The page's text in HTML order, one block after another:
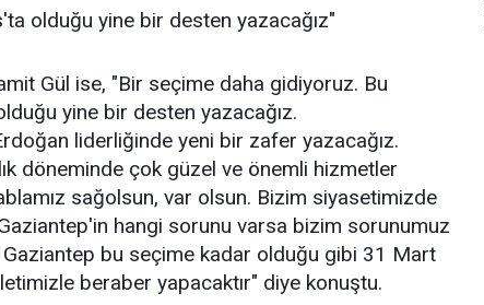
olduğu yine bir desten yazacağız"
Gül ise, "Bir seçime daha gidiyoruz. Bu
yine bir desten yazacağız.
liderliğinde yeni bir zafer yazacağız.
döneminde çok güzel ve önemli hizmetler
sağolsun, var olsun. Bizim siyasetimizde
hangi sorunu varsa bizim sorunumuz
bu seçime kadar olduğu gibi 31 Mart
beraber yapacaktır" diye konuştu.